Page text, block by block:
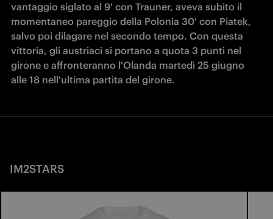
vantaggio siglato al 9' con Trauner, aveva subito il
momentaneo pareggio della Polonia 30' con Piatek,
salvo poi dilagare nel secondo tempo. Con questa
vittoria, gli austriaci si portano a quota 3 punti nel
girone e affronteranno l'Olanda martedì 25 giugno
alle 18 nell'ultima partita del girone.
IM2STARS